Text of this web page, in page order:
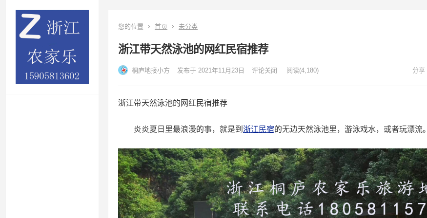
您的位置 首页 未分类
浙江带天然泳池的网红民宿推荐
桐庐地接小方 发布于 2021年11月23日 评论关闭 阅读(4,180)
浙江带天然泳池的网红民宿推荐
炎炎夏日里最浪漫的事，就是到 浙江民宿的无边天然泳池里，游泳戏水，或者玩漂流。